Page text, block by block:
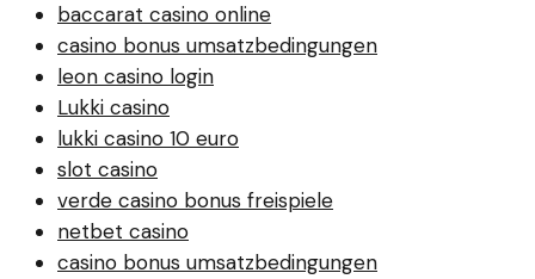
baccarat casino online
casino bonus umsatzbedingungen
leon casino login
Lukki casino
lukki casino 10 euro
slot casino
verde casino bonus freispiele
netbet casino
casino bonus umsatzbedingungen